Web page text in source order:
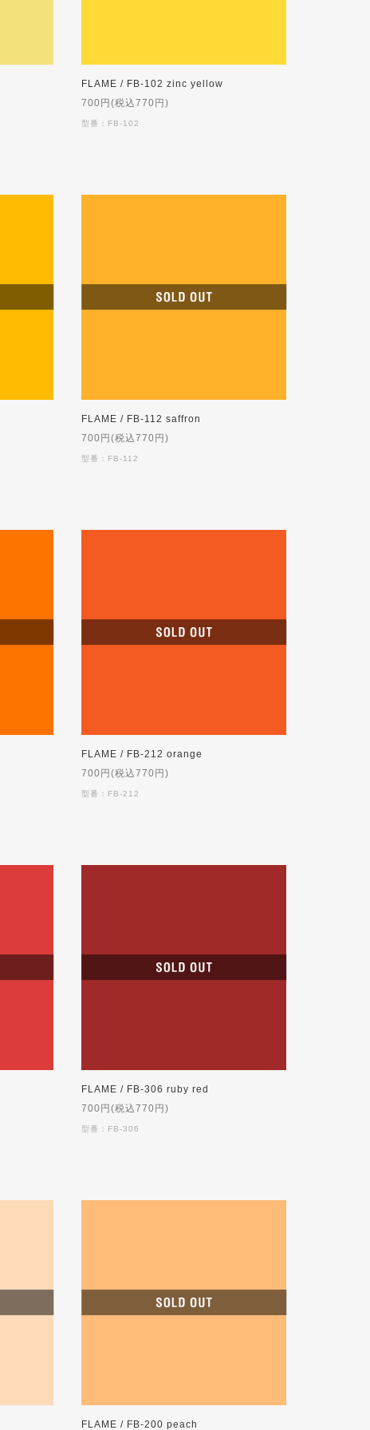
FLAME / FB-102 zinc yellow
700円(税込770円)
型番：FB-102
FLAME / FB-112 saffron
700円(税込770円)
型番：FB-112
FLAME / FB-212 orange
700円(税込770円)
型番：FB-212
FLAME / FB-306 ruby red
700円(税込770円)
型番：FB-306
FLAME / FB-200 peach